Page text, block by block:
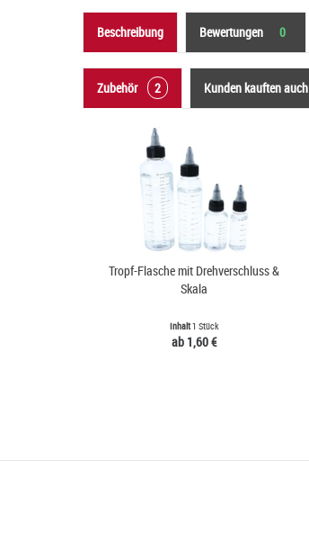
Beschreibung Bewertungen 0
Zubehör 2 Kunden kauften auch
Tropf-Flasche mit Drehverschluss &
Skala
Inhalt1 Stück
ab 1,60 €